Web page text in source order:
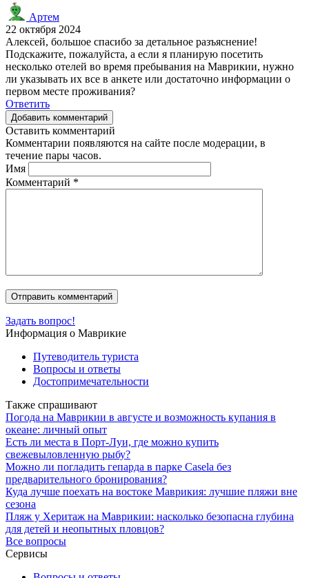
Артем
22 октября 2024
Алексей, большое спасибо за детальное разъяснение!
Подскажите, пожалуйста, а если я планирую посетить
несколько отелей во время пребывания на Маврикии, нужно
ли указывать их все в анкете или достаточно информации о
первом месте проживания?
Ответить
Добавить комментарий
Оставить комментарий
Комментарии появляются на сайте после модерации, в
течение пары часов.
Имя
Комментарий *
Задать вопрос!
Информация о Маврикие
Путеводитель туриста
Вопросы и ответы
Достопримечательности
Также спрашивают
Погода на Маврикии в августе и возможность купания в
океане: личный опыт
Есть ли места в Порт-Луи, где можно купить
свежевыловленную рыбу?
Можно ли погладить гепарда в парке Casela без
предварительного бронирования?
Куда лучше поехать на востоке Маврикия: лучшие пляжи вне
сезона
Пляж у Херитаж на Маврикии: насколько безопасна глубина
для детей и неопытных пловцов?
Все вопросы
Сервисы